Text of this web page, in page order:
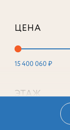
ЦЕНА
15 400 060 ₽
ЭТАЖ